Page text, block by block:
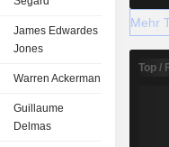
James Edwardes
Jones
Warren Ackerman
Guillaume
Delmas
Mehr
Top /